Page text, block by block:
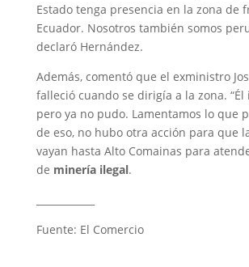
Estado tenga presencia en la zona de
Ecuador. Nosotros también somos
declaró Hernández.
Además, comentó que el exministro
falleció cuando se dirigía a la zona. “Él
pero ya no pudo. Lamentamos lo que
de eso, no hubo otra acción para que
vayan hasta Alto Comainas para
de minería ilegal.
Fuente: El Comercio